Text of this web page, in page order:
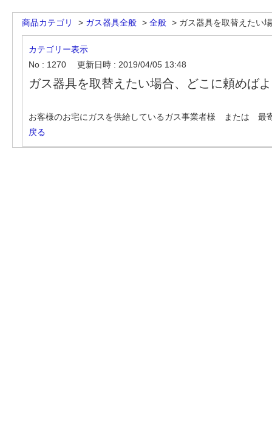
商品カテゴリ > ガス器具全般 > 全般 > ガス器具を取替えたい
カテゴリー表示
No : 1270
更新日時 : 2019/04/05 13:48
ガス器具を取替えたい場合、どこに頼めば
お客様のお宅にガスを供給しているガス事業者様 または 最
戻る